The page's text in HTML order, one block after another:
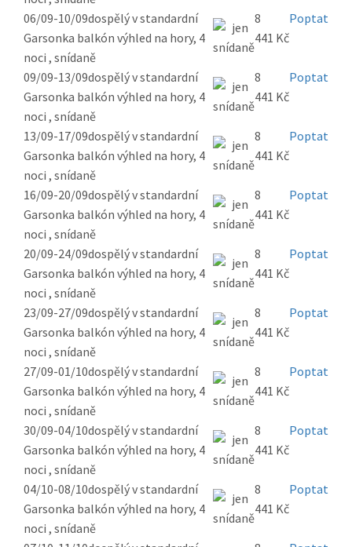
06/09-10/09dospělý v standardní
Garsonka balkón výhled na hory, 4
noci , snídaně
8
441 Kč
Poptat
09/09-13/09dospělý v standardní
Garsonka balkón výhled na hory, 4
noci , snídaně
8
441 Kč
Poptat
13/09-17/09dospělý v standardní
Garsonka balkón výhled na hory, 4
noci , snídaně
8
441 Kč
Poptat
16/09-20/09dospělý v standardní
Garsonka balkón výhled na hory, 4
noci , snídaně
8
441 Kč
Poptat
20/09-24/09dospělý v standardní
Garsonka balkón výhled na hory, 4
noci , snídaně
8
441 Kč
Poptat
23/09-27/09dospělý v standardní
Garsonka balkón výhled na hory, 4
noci , snídaně
8
441 Kč
Poptat
27/09-01/10dospělý v standardní
Garsonka balkón výhled na hory, 4
noci , snídaně
8
441 Kč
Poptat
30/09-04/10dospělý v standardní
Garsonka balkón výhled na hory, 4
noci , snídaně
8
441 Kč
Poptat
04/10-08/10dospělý v standardní
Garsonka balkón výhled na hory, 4
noci , snídaně
8
441 Kč
Poptat